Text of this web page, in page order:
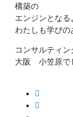
構築の
エンジンとなる
わたしも学びの
コンサルティ
大阪 小笠原で